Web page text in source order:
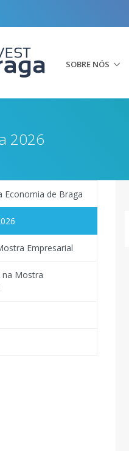
SOBRE NÓS
2026
Economia de Braga
Empresarial
na Mostra